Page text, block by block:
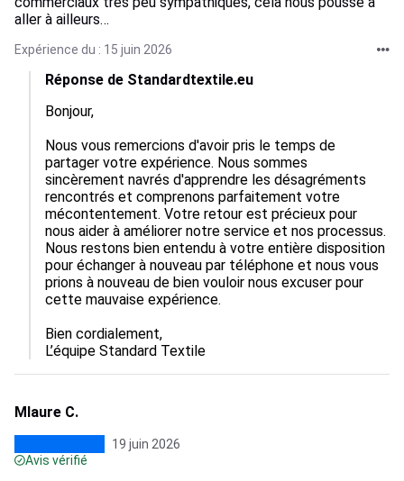
aller à ailleurs…
Expérience du : 15 juin 2026
Réponse de Standardtextile.eu
Bonjour,
Nous vous remercions d'avoir pris le temps de
partager votre expérience. Nous sommes
sincèrement navrés d'apprendre les désagréments
rencontrés et comprenons parfaitement votre
mécontentement. Votre retour est précieux pour
nous aider à améliorer notre service et nos processus.
Nous restons bien entendu à votre entière disposition
pour échanger à nouveau par téléphone et nous vous
prions à nouveau de bien vouloir nous excuser pour
cette mauvaise expérience.
Bien cordialement,
L’équipe Standard Textile
Mlaure C.
19 juin 2026
Avis vérifié